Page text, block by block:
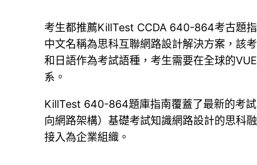
考生都推薦KillTest CCDA 640-864考古題
中文名稱為思科互聯網路設計解決方案，該
和日語作為考試語種，考生需要在全球的
系。
KillTest 640-864題庫指南覆蓋了最新的考
向網路架構）基礎考試知識網路設計的思科
接入為企業組織。